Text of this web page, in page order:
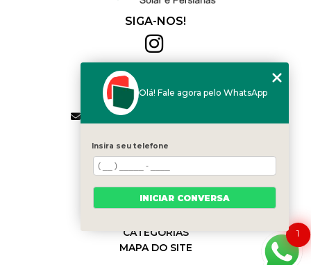
SIGA-NOS!
(11) 2564-4684
(11) 94168-2041
contato.vendas@alfilm.com.br
MENU
HOME
QUEM SOMOS
SERVIÇOS
BLOG
CATEGORIAS
MAPA DO SITE
1
Olá! Fale agora pelo WhatsApp
Insira seu telefone
INICIAR CONVERSA